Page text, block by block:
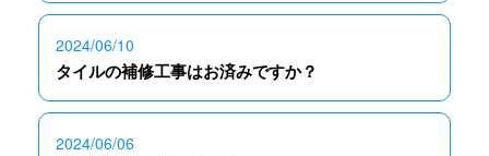
2024/06/10
タイルの補修工事はお済みですか？
2024/06/06